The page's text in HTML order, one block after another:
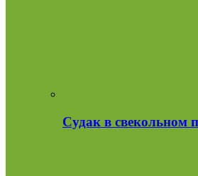
Судак в свекольном